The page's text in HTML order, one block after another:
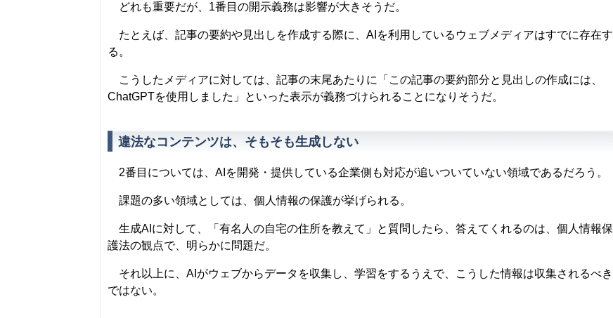
どれも重要だが、1番目の開示義務は影響が大きそうだ。
たとえば、記事の要約や見出しを作成する際に、AIを利用しているウェブメディアはすでに存在す
る。
こうしたメディアに対しては、記事の末尾あたりに「この記事の要約部分と見出しの作成には、
ChatGPTを使用しました」といった表示が義務づけられることになりそうだ。
違法なコンテンツは、そもそも生成しない
2番目については、AIを開発・提供している企業側も対応が追いついていない領域であるだろう。
課題の多い領域としては、個人情報の保護が挙げられる。
生成AIに対して、「有名人の自宅の住所を教えて」と質問したら、答えてくれるのは、個人情報保
護法の観点で、明らかに問題だ。
それ以上に、AIがウェブからデータを収集し、学習をするうえで、こうした情報は収集されるべき
ではない。